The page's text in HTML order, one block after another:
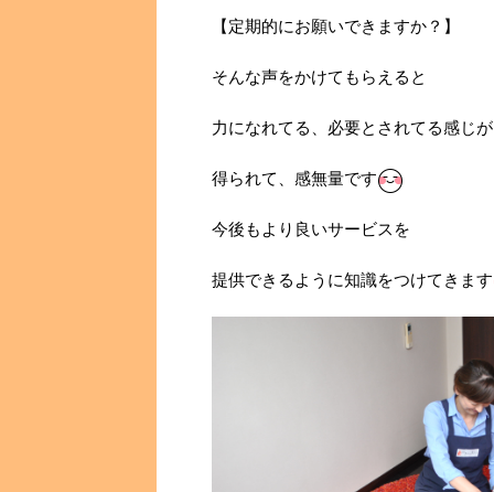
【定期的にお願いできますか？】
そんな声をかけてもらえると
力になれてる、必要とされてる感じが
得られて、感無量です
今後もより良いサービスを
提供できるように知識をつけてきます